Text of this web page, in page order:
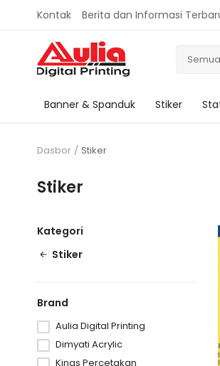
Kontak Berita dan Informasi
Banner & Spanduk Stiker
Dasbor Stiker
Stiker
Kategori
Stiker
Brand
Aulia Digital Printing
Dimyati Acrylic
Kings Percetakan